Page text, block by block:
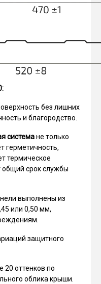
без лишних
и благородство.
системане только
герметичность,
термическое
общий срок службы
выполнены из
или 0,50 мм,
защитного
20 оттенков по
облика крыши.